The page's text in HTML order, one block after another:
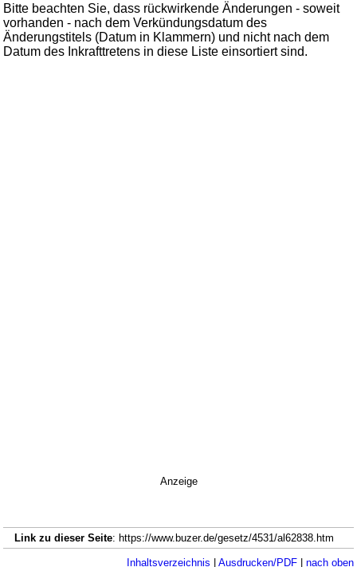
Bitte beachten Sie, dass rückwirkende Änderungen - soweit
vorhanden - nach dem Verkündungsdatum des
Änderungstitels (Datum in Klammern) und nicht nach dem
Datum des Inkrafttretens in diese Liste einsortiert sind.
Anzeige
Link zu dieser Seite: https://www.buzer.de/gesetz/4531/al62838.htm
Inhaltsverzeichnis | Ausdrucken/PDF| nach oben